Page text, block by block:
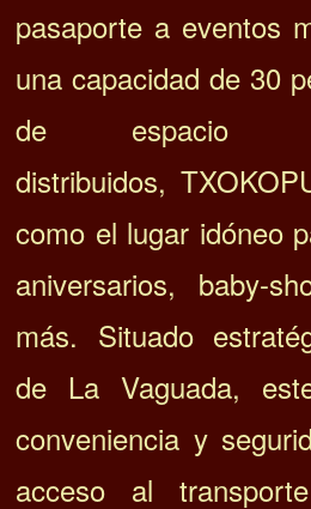
pasaporte a eventos
una capacidad de 30
de espacio
distribuidos,
como el lugar idóneo
aniversarios, baby-
más. Situado
de La Vaguada,
conveniencia y
acceso al